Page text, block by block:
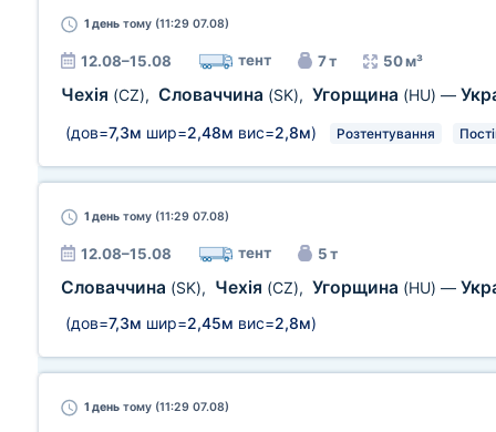
1 день тому (11:29 07.08)
12.08–15.08 тент 7 т 50 м³
Чехія (CZ), Словаччина (SK), Угорщина (HU) —
(дов=7,3м шир=2,48м вис=2,8м) Розтентування
1 день тому (11:29 07.08)
12.08–15.08 тент 5 т
Словаччина (SK), Чехія (CZ), Угорщина (HU) —
(дов=7,3м шир=2,45м вис=2,8м)
1 день тому (11:29 07.08)